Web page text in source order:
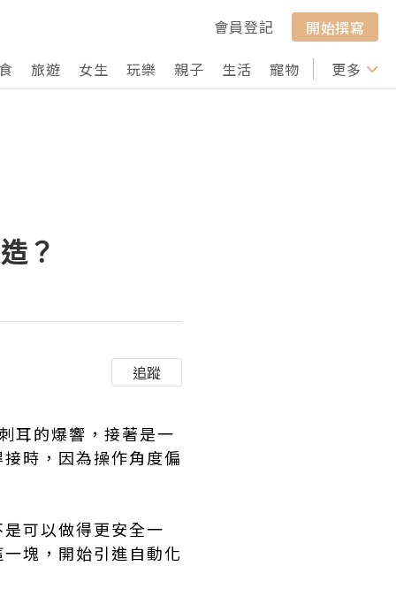
會員登記
開始撰寫
旅遊 女生 玩樂 親子 生活 寵物 行山 打卡
更多
？
追蹤
耳的爆響，接著是一
接時，因為操作角度偏
可以做得更安全一
塊，開始引進自動化